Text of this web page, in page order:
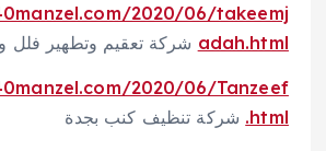
2020/06/takeemj
adah.html شركة تعقيم وتطهير فلل
2020/06/Tanzeef
.html شركة تنظيف كنب بجدة